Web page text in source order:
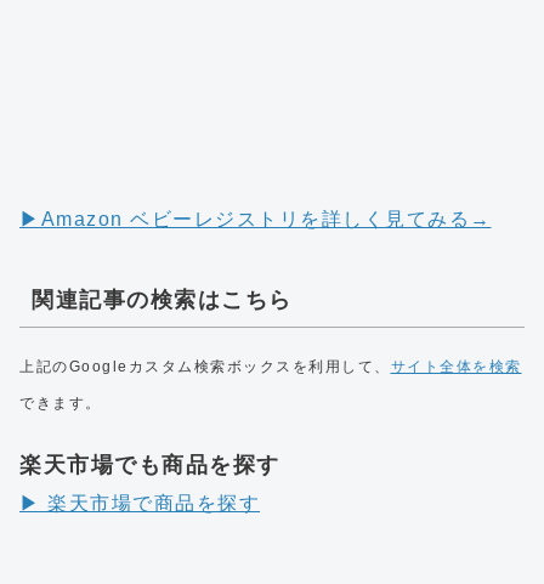
▶︎Amazon ベビーレジストリを詳しく見てみる→
関連記事の検索はこちら
上記のGoogleカスタム検索ボックスを利用して、 サイト全体を検索
できます。
楽天市場でも商品を探す
▶︎ 楽天市場で商品を探す